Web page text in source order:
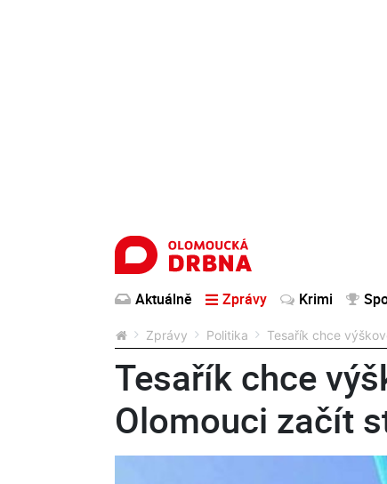
Aktuálně Zprávy Krimi
Zprávy Politika Tesařík chce
Tesařík chce
Olomouci začít